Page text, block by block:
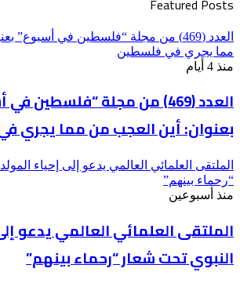
العدد (469) من مجلة “فلسطين في
مما يجري في فلسطين
منذ 4 أيام
العدد (469) من مجلة “فلسطين
بعنوان: أين العجب من مما يجري
الملتقى العلمائي العالمي يدعو إلى إحياء
“رحماء بينهم”
منذ أسبوعين
الملتقى العلمائي العالمي يدعو
النبوي تحت شعار “رحماء بينهم”